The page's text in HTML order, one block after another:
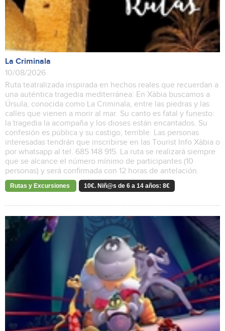
La Criminala
10/08/2026
Ruta teatralizada inspirada en hechos reales que recuerdan a
una auténtica tragedia mediterránea: En Xàbia buscamos a
Úrsula, conocida como La Criminala, entre las piedras y las
calles que vienen a morir al mar. Su canto es fatal y funesto:
la tragedia la acompaña y los dioses están encantados. Su
confesión es pública y su castigo, terrible. Las personas
interesadas tendrán que inscribirse en las Tourist Info Xàbia o
por whatsapp al tel. 685 148 915. La ruta se realizará siempre
que se alcance el número mínimo de participantes (10
personas) y será confirmada con 12 horas de antelación.
Rutas y Excursiones 10€. Niñ@s de 6 a 14 años: 8€